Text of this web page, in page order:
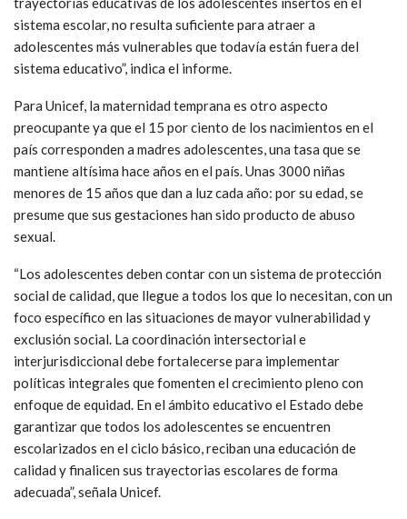
sistema escolar, no resulta suficiente para atraer a
adolescentes más vulnerables que todavía están fuera del
sistema educativo”, indica el informe.
Para Unicef, la maternidad temprana es otro aspecto
preocupante ya que el 15 por ciento de los nacimientos en el
país corresponden a madres adolescentes, una tasa que se
mantiene altísima hace años en el país. Unas 3000 niñas
menores de 15 años que dan a luz cada año: por su edad, se
presume que sus gestaciones han sido producto de abuso
sexual.
“Los adolescentes deben contar con un sistema de protección
social de calidad, que llegue a todos los que lo necesitan, con un
foco específico en las situaciones de mayor vulnerabilidad y
exclusión social. La coordinación intersectorial e
interjurisdiccional debe fortalecerse para implementar
políticas integrales que fomenten el crecimiento pleno con
enfoque de equidad. En el ámbito educativo el Estado debe
garantizar que todos los adolescentes se encuentren
escolarizados en el ciclo básico, reciban una educación de
calidad y finalicen sus trayectorias escolares de forma
adecuada”, señala Unicef.